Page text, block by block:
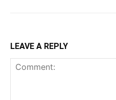
LEAVE A REPLY